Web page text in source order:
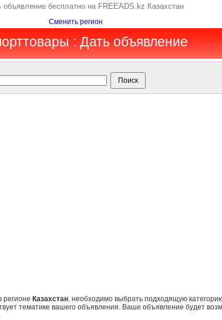
бесплатно на FREEADS.kz Казахстан
Сменить регион
: Дать объявление
регионе Казахстан, необходимо выбрать подходящую
тематике вашего объявления. Ваше объявление будет